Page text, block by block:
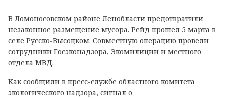
В Ломоносовском районе Ленобласти предотвратили
незаконное размещение мусора. Рейд прошел 5 марта в
селе Русско-Высоцком. Совместную операцию провели
сотрудники Госэконадзора, Экомилиции и местного
отдела МВД.
Как сообщили в пресс-службе областного комитета
экологического надзора, сигнал о